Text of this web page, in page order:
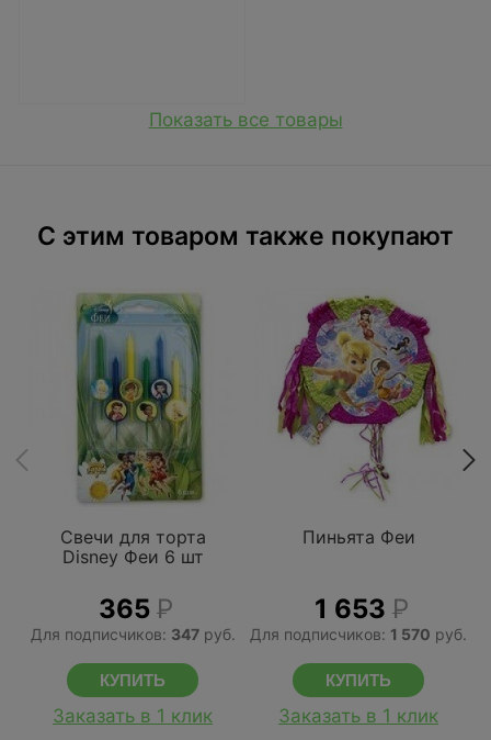
Показать все товары
C этим товаром также покупают
Свечи для торта
Disney Феи 6 шт
365 Р
Для подписчиков: 347руб.
Заказать в 1 клик
Пиньята Феи
1 653 Р
Для подписчиков: 1 570 руб.
Заказать в 1 клик